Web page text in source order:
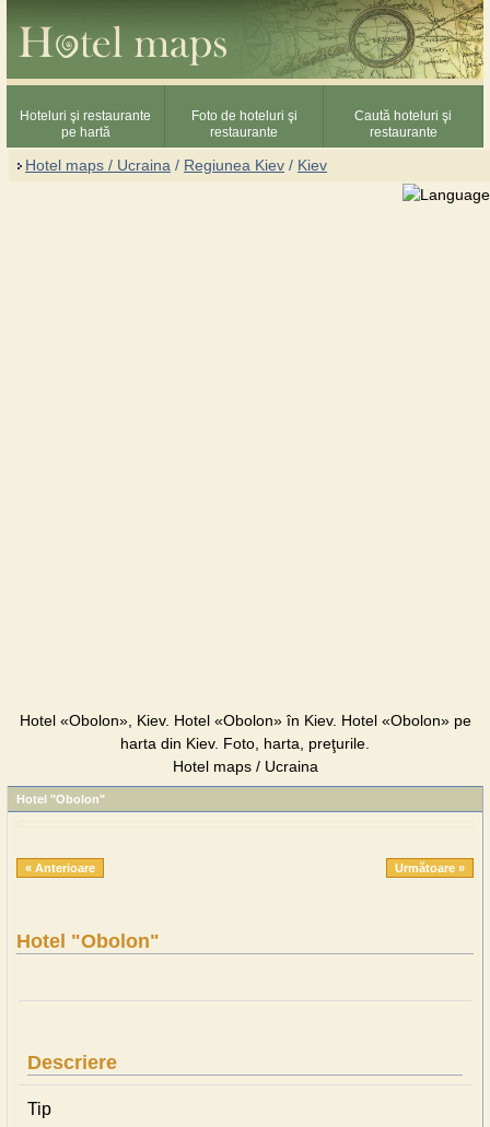
Hoteluri şi restaurante
pe hartă
Foto de hoteluri şi
restaurante
Caută hoteluri şi
restaurante
Hotel maps / Ucraina / Regiunea Kiev / Kiev
Hotel «Obolon», Kiev. Hotel «Obolon» în Kiev. Hotel «Obolon» pe
harta din Kiev. Foto, harta, preţurile.
Hotel maps / Ucraina
Hotel "Obolon"
« Anterioare Următoare »
Hotel "Obolon"
Descriere
Tip